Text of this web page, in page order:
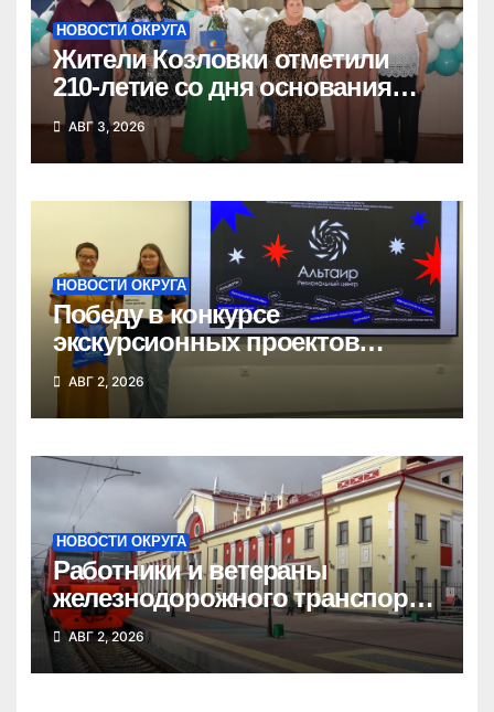
НОВОСТИ ОКРУГА
Жители Козловки отметили
210-летие со дня основания
села
АВГ 3, 2026
НОВОСТИ ОКРУГА
Победу в конкурсе
экскурсионных проектов
одержала школьница из
Татарска
АВГ 2, 2026
НОВОСТИ ОКРУГА
Работники и ветераны
железнодорожного транспорта
Татарского округа принимают
поздравления
АВГ 2, 2026